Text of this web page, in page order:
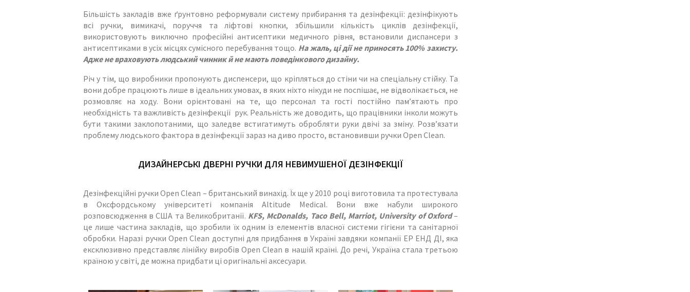
Більшість закладів вже ґрунтовно реформували систему прибирання та дезінфекції: дезінфікують
всі ручки, вимикачі, поруччя та ліфтові кнопки, збільшили кількість циклів дезінфекції,
використовують виключно професійні антисептики медичного рівня, встановили диспансери з
антисептиками в усіх місцях сумісного перебування тощо. На жаль, ці дії не приносять 100% захисту.
Адже не враховують людський чинник й не мають поведінкового дизайну.
Річ у тім, що виробники пропонують диспенсери, що кріпляться до стіни чи на спеціальну стійку. Та
вони добре працюють лише в ідеальних умовах, в яких ніхто нікуди не поспішає, не відволікається, не
розмовляє на ходу. Вони орієнтовані на те, що персонал та гості постійно пам’ятають про
необхідність та важливість дезінфекції рук. Реальність же доводить, що працівники інколи можуть
бути такими заклопотаними, що заледве встигатимуть обробляти руки двічі за зміну. Розв’язати
проблему людського фактора в дезінфекції зараз на диво просто, встановивши ручки Open Clean.
ДИЗАЙНЕРСЬКІ ДВЕРНІ РУЧКИ ДЛЯ НЕВИМУШЕНОЇ ДЕЗІНФЕКЦІЇ
Дезінфекційні ручки Open Clean – британський винахід. Їх ще у 2010 році виготовила та протестувала
в Оксфордському університеті компанія Altitude Medical. Вони вже набули широкого
розповсюдження в США та Великобританії. KFS, McDonalds, Taco Bell, Marriot, University of Oxford–
це лише частина закладів, що зробили їх одним із елементів власної системи гігієни та санітарної
обробки. Наразі ручки Open Clean доступні для придбання в Україні завдяки компанії ЕР ЕНД ДІ, яка
ексклюзивно представляє лінійку виробів Open Clean в нашій країні. До речі, Україна стала третьою
країною у світі, де можна придбати ці оригінальні аксесуари.